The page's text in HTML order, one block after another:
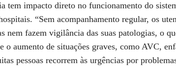
tem impacto direto no funcionamento do
“Sem acompanhamento regular, os
nem fazem vigilância das suas patologias, o
o aumento de situações graves, como AVC,
pessoas recorrem às urgências por